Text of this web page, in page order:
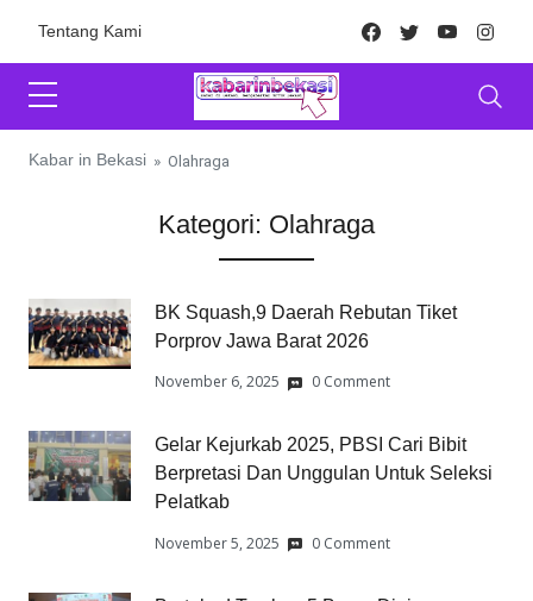
Tentang Kami Facebook
TwitterYoutube
Kabar in Bekasi » Olahraga
Kategori: Olahraga
BK Squash,9 Daerah Rebutan Tiket
Porprov Jawa Barat 2026
November 6, 2025 0 Comment
Gelar Kejurkab 2025, PBSI Cari Bibit
Berpretasi Dan Unggulan Untuk Seleksi
Pelatkab
November 5, 2025 0 Comment